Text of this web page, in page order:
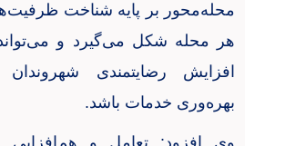
محله‌محور بر پایه شناخت
هر محله شکل می‌گیرد و می‌تواند
افزایش رضایتمندی
بهره‌وری خدمات باشد.
وی افزود: تعامل و هم‌افزایی